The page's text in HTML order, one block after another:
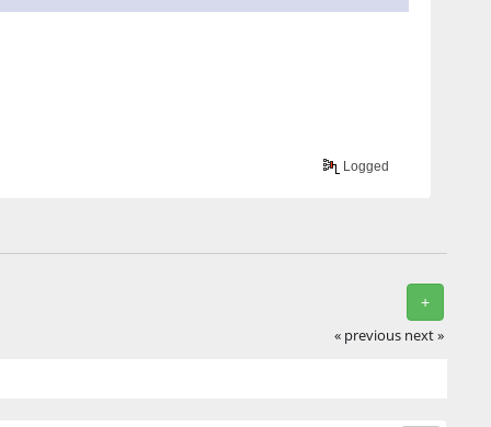
Logged
+
« previous next »